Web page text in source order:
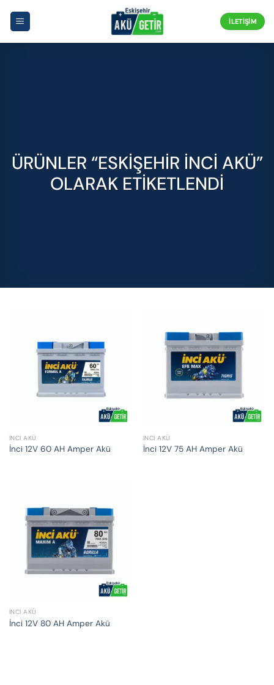
atla
İLETIŞIM
ÜRÜNLER “ESKIŞEHIR İNCI AKÜ”
OLARAK ETIKETLENDI
İNCI AKÜ
İnci 12V 60 AH Amper Akü
İNCI AKÜ
İnci 12V 75 AH Amper Akü
İNCI AKÜ
İnci 12V 80 AH Amper Akü